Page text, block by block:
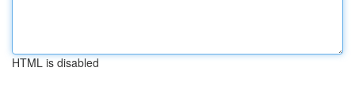
HTML is disabled